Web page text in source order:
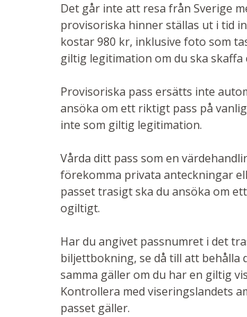
Det går inte att resa från Sverige
provisoriska hinner ställas ut i tid
kostar 980 kr, inklusive foto som
giltig legitimation om du ska
Provisoriska pass ersätts inte
ansöka om ett riktigt pass på
inte som giltig legitimation.
Vårda ditt pass som en
förekomma privata anteckningar
passet trasigt ska du ansöka om
ogiltigt.
Har du angivet passnumret i det
biljettbokning, se då till att behålla
samma gäller om du har en giltig
Kontrollera med viseringslandets
passet gäller.